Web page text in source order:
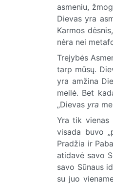
asmeniu,
Dievas yra
Karmos
nėra nei
Trejybės
tarp mūsų.
yra amžina
meilė. Bet
„Dievas yra
Yra tik vienas
visada buvo
Pradžia ir
atidavė savo
savo Sūnaus
su juo